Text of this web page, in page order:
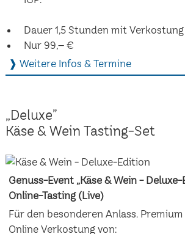
Dauer 1,5 Stunden mit Verkostung
Nur 99,– €
❱ Weitere Infos & Termine
„Deluxe”
Käse & Wein Tasting-Set
Genuss-Event „Käse & Wein -
Online-Tasting (Live)
Für den besonderen Anlass. Premium
Online Verkostung von: